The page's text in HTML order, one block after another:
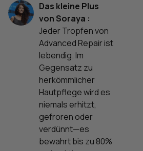
Das kleine Plus
von Soraya :
Jeder Tropfen von
Advanced Repair ist
lebendig. Im
Gegensatz zu
herkömmlicher
Hautpflege wird es
niemals erhitzt,
gefroren oder
verdünnt—es
bewahrt bis zu 80%